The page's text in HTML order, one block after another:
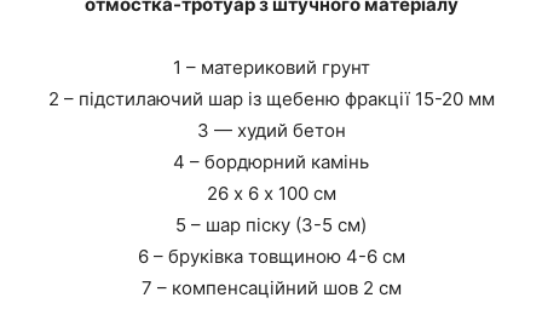
1 – материковий грунт
2 – підстилаючий шар із щебеню фракції 15-20 мм
3 — худий бетон
4 – бордюрний камінь
26 х 6 х 100 см
5 – шар піску (3-5 см)
6 – бруківка товщиною 4-6 см
7 – компенсаційний шов 2 см